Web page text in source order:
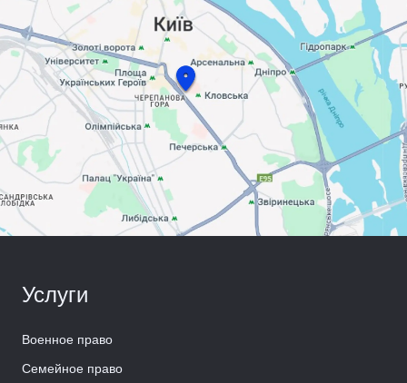
Услуги
Военное право
Семейное право